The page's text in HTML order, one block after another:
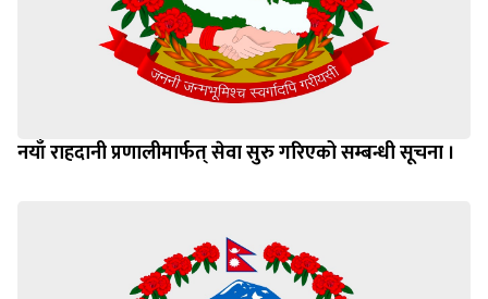
नयाँ राहदानी प्रणालीमार्फत् सेवा सुरु गरिएको सम्बन्धी सूचना ।